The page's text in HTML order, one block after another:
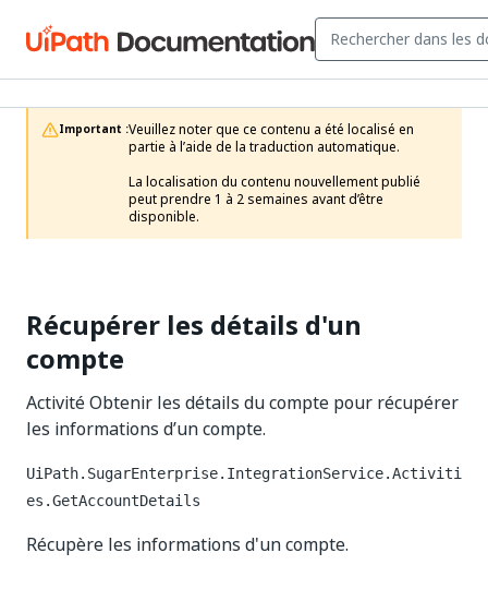
Important :Veuillez noter que ce contenu a été localisé en
partie à l’aide de la traduction automatique.
La localisation du contenu nouvellement publié
peut prendre 1 à 2 semaines avant d’être
disponible.
Récupérer les détails d'un
compte
Activité Obtenir les détails du compte pour récupérer
les informations d’un compte.
UiPath.SugarEnterprise.IntegrationService.Activiti
es.GetAccountDetails
Récupère les informations d'un compte.